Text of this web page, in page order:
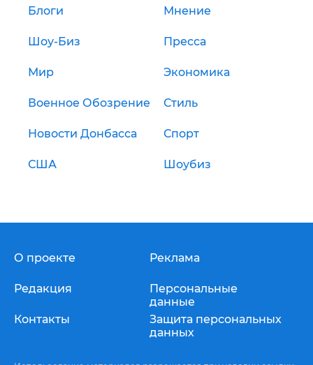
Блоги Мнение
Шоу-Биз Пресса
Мир Экономика
Военное Обозрение Стиль
Новости Донбасса Спорт
США Шоубиз
О проекте
Редакция
Контакты
Реклама
Персональные
данные
Защита персональных
данных